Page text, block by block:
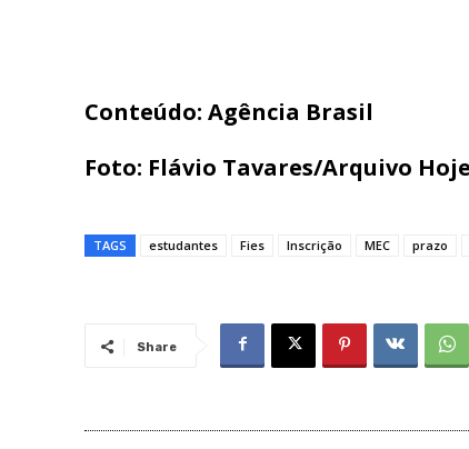
Conteúdo: Agência Brasil
Foto: Flávio Tavares/Arquivo
TAGS estudantes Fies Inscrição MEC prazo
Share